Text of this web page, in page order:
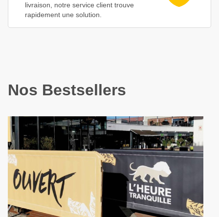
livraison, notre service client trouve
rapidement une solution.
Nos Bestsellers